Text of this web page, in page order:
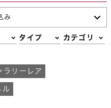
み
タイプ カテゴリ
ラリーレア
ル